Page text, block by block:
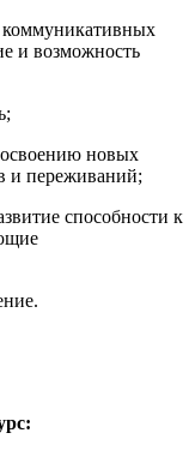
и возможность
освоению новых
и переживаний;
способности к